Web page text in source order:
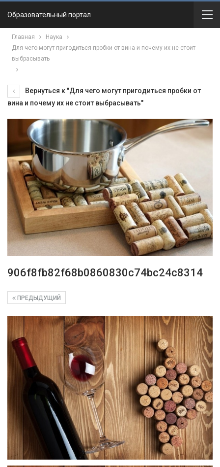
Образовательный портал
Главная
Наука
Для чего могут пригодиться пробки от вина и почему их не стоит
выбрасывать
Вернуться к "Для чего могут пригодиться пробки от
вина и почему их не стоит выбрасывать"
906f8fb82f68b0860830c74bc24c8314
ПРЕДЫДУЩИЙ